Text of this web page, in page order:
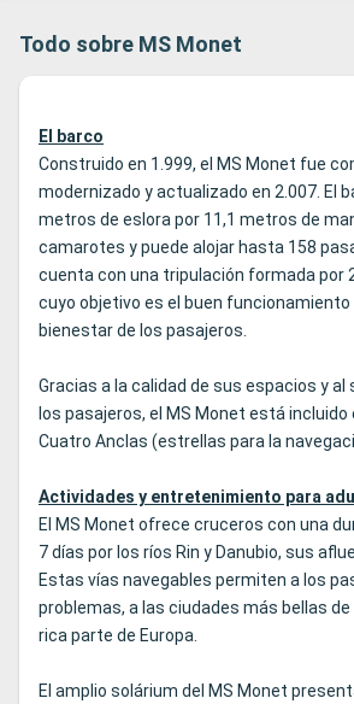
Todo sobre MS Monet
El barco
Construido en 1.999, el MS Monet fue
modernizado y actualizado en 2.007. El
metros de eslora por 11,1 metros de
camarotes y puede alojar hasta 158
cuenta con una tripulación formada por
cuyo objetivo es el buen funcionamiento
bienestar de los pasajeros.
Gracias a la calidad de sus espacios y
los pasajeros, el MS Monet está
Cuatro Anclas (estrellas para la
Actividades y entretenimiento para
El MS Monet ofrece cruceros con una
7 días por los ríos Rin y Danubio, sus
Estas vías navegables permiten a los
problemas, a las ciudades más bellas
rica parte de Europa.
El amplio solárium del MS Monet